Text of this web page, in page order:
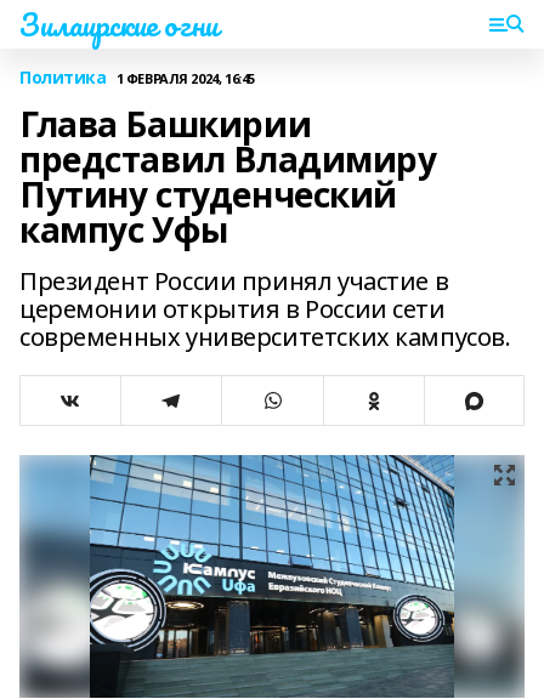
Зилаирские огни
Политика 1 ФЕВРАЛЯ 2024, 16:45
Глава Башкирии
представил Владимиру
Путину студенческий
кампус Уфы
Президент России принял участие в
церемонии открытия в России сети
современных университетских кампусов.